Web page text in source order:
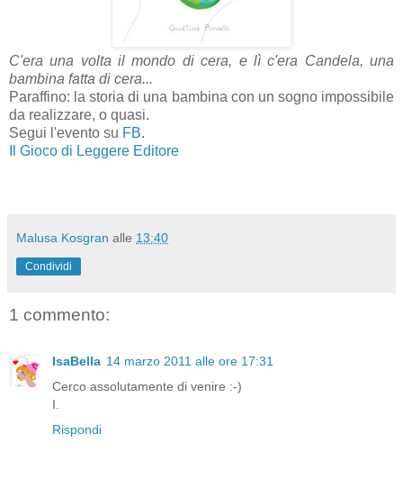
C'era una volta il mondo di cera, e lì c'era Candela, una
bambina fatta di cera...
Paraffino: la storia di una bambina con un sogno impossibile
da realizzare, o quasi.
Segui l'evento su FB.
Il Gioco di Leggere Editore
Malusa Kosgran alle 13:40
Condividi
1 commento:
IsaBella 14 marzo 2011 alle ore 17:31
Cerco assolutamente di venire :-)
I.
Rispondi